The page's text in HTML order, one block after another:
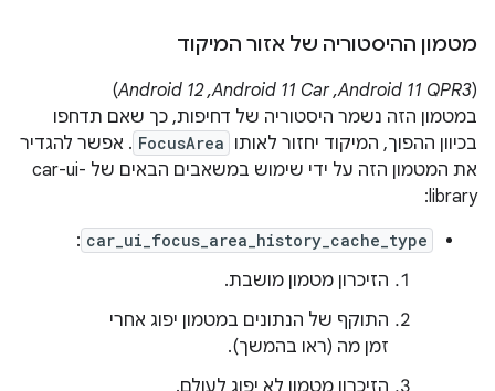
מטמון ההיסטוריה של אזור המיקוד
‫(
Android 11 QPR3,‏ Android 11 Car,‏ Android 12
)
במטמון הזה נשמר היסטוריה של דחיפות, כך שאם תדחפו
בכיוון ההפוך, המיקוד יחזור לאותו FocusArea . אפשר להגדיר
את המטמון הזה על ידי שימוש במשאבים הבאים של car-ui-
library:
car_ui_focus_area_history_cache_type
:
הזיכרון מטמון מושבת.
התוקף של הנתונים במטמון יפוג אחרי
זמן מה (ראו בהמשך).
הזיכרון מטמון לא יפוג לעולם.